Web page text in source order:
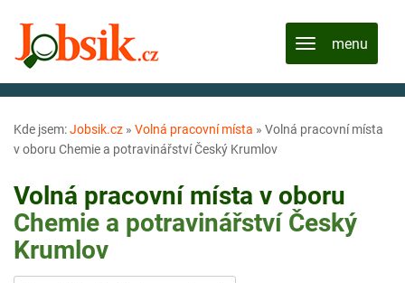
Kde jsem:Jobsik.cz » Volná pracovní místa » Volná pracovní místa
v oboru Chemie a potravinářství Český Krumlov
Volná pracovní místa v oboru
Chemie a potravinářství Český
Krumlov